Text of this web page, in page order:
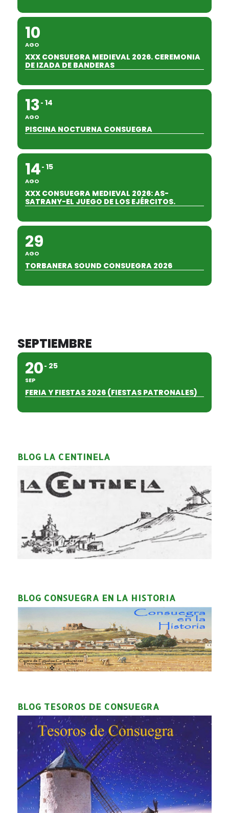
10
AGO
XXX CONSUEGRA MEDIEVAL 2026. CEREMONIA
DE IZADA DE BANDERAS
13
AGO
14
PISCINA NOCTURNA CONSUEGRA
14
AGO
15
XXX CONSUEGRA MEDIEVAL 2026: AS-
SATRANY-EL JUEGO DE LOS EJÉRCITOS.
29
AGO
TORBANERA SOUND CONSUEGRA 2026
SEPTIEMBRE
20
SEP
25
FERIA Y FIESTAS 2026 (FIESTAS PATRONALES)
BLOG LA CENTINELA
BLOG CONSUEGRA EN LA HISTORIA
BLOG TESOROS DE CONSUEGRA